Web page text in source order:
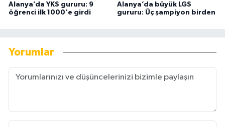
Alanya’da YKS gururu: 9
öğrenci ilk 1000'e girdi
Alanya’da büyük LGS
gururu: Üç şampiyon birden
Yorumlar